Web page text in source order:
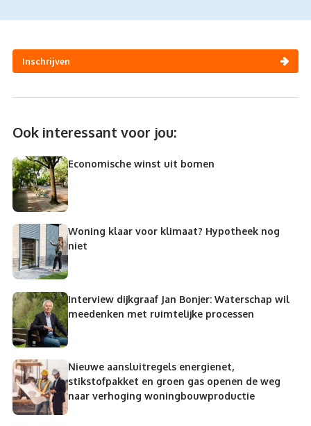
Inschrijven
Ook interessant voor jou:
Economische winst uit bomen
Woning klaar voor klimaat? Hypotheek nog
niet
Interview dijkgraaf Jan Bonjer: Waterschap wil
meedenken met ruimtelijke processen
Nieuwe aansluitregels energienet,
stikstofpakket en groen gas openen de weg
naar verhoging woningbouwproductie